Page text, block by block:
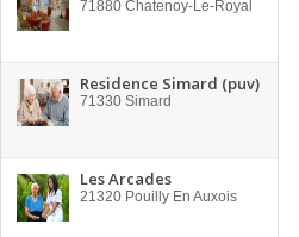
71880 Chatenoy-Le-Royal
Residence Simard (puv)
71330 Simard
Les Arcades
21320 Pouilly En Auxois